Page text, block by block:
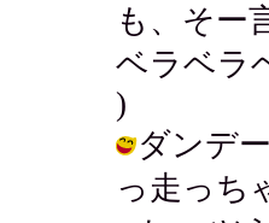
も、そー
ベラベラ
)
ダンデ
っ走っち